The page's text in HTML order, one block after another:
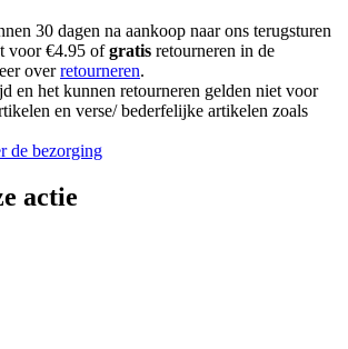
30 dagen na aankoop naar ons terugsturen
voor €4.95 ofgratis retourneren in de
overretourneren.
en het kunnen retourneren gelden niet voor
en verse/ bederfelijke artikelen zoals
de bezorging
actie